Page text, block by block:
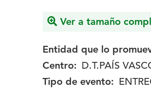
Ver a tamaño
Entidad que lo
Centro: D.T.PAÍS
Tipo de evento: